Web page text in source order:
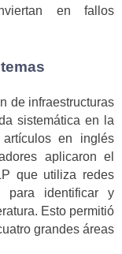
en fallos
de infraestructuras
sistemática en la
en inglés
aplicaron el
que utiliza redes
para identificar y
Esto permitió
grandes áreas